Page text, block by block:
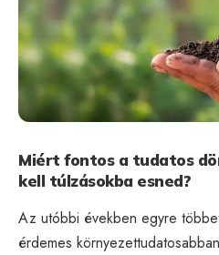
Miért fontos a tudatos
kell túlzásokba esned?
Az utóbbi években egyre
érdemes